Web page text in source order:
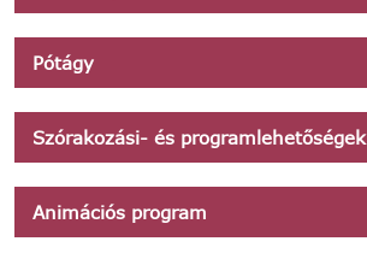
Pótágy
Szórakozási- és programlehetőségek
Animációs program